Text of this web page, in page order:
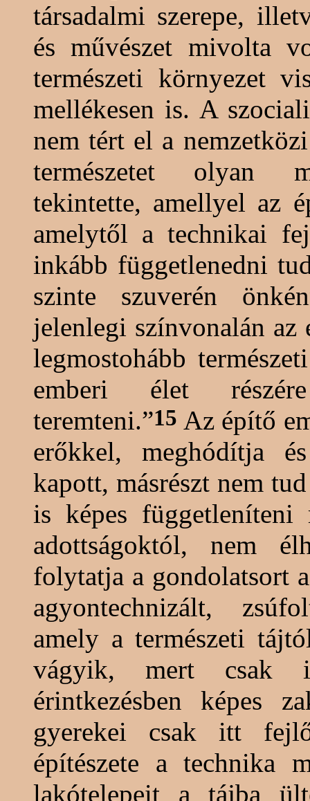
társadalmi szerepe,
és művészet mivolta
természeti környezet
mellékesen is. A
nem tért el a
természetet olyan
tekintette, amellyel az
amelytől a technikai
inkább függetlenedni
szinte szuverén
jelenlegi színvonalán az
legmostohább
emberi élet
teremteni.”15 Az építő
erőkkel, meghódítja
kapott, másrészt nem
is képes függetleníteni
adottságoktól, nem
folytatja a gondolatsort
agyontechnizált,
amely a természeti
vágyik, mert csak
érintkezésben képes
gyerekei csak itt
építészete a technika
lakótelepeit a tájba